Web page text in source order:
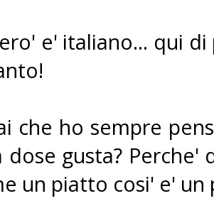
e' italiano... qui
che ho sempre
dose gusta?
un piatto cosi' e'